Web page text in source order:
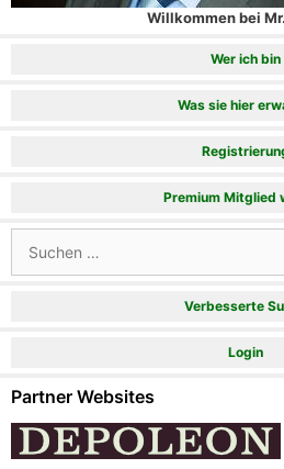
Willkommen bei
Wer ich bin
Was sie hier
Premium Mitglied
nach:
Verbesserte
Login
Partner Websites